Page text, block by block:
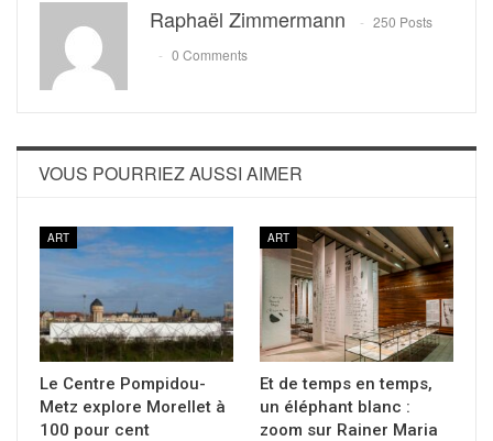
Raphaël Zimmermann
250 Posts
0 Comments
VOUS POURRIEZ AUSSI AIMER
ART
Le Centre Pompidou-
Metz explore Morellet à
100 pour cent
ART
Et de temps en temps,
un éléphant blanc :
zoom sur Rainer Maria